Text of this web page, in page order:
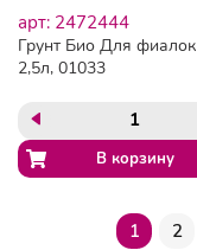
арт: 2472444
Грунт Био Для фиалок
2,5л, 01033
1 2